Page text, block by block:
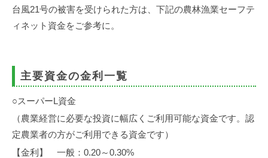
台風21号の被害を受けられた方は、下記の農林漁業セーフテ
ィネット資金をご参考に。
主要資金の金利一覧
○スーパーL資金
（農業経営に必要な投資に幅広くご利用可能な資金です。認
定農業者の方がご利用できる資金です）
【金利】 一般：0.20～0.30%